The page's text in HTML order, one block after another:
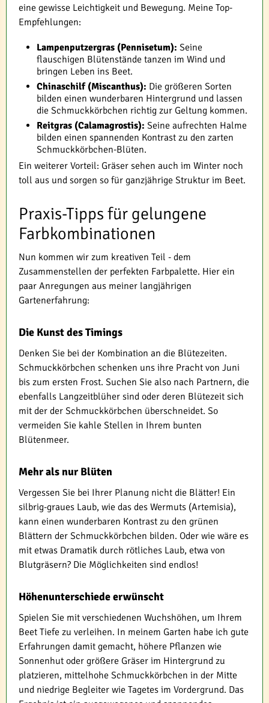
eine gewisse Leichtigkeit und Bewegung. Meine Top-
Empfehlungen:
Lampenputzergras (Pennisetum): Seine
flauschigen Blütenstände tanzen im Wind und
bringen Leben ins Beet.
Chinaschilf (Miscanthus): Die größeren Sorten
bilden einen wunderbaren Hintergrund und lassen
die Schmuckkörbchen richtig zur Geltung kommen.
Reitgras (Calamagrostis): Seine aufrechten Halme
bilden einen spannenden Kontrast zu den zarten
Schmuckkörbchen-Blüten.
Ein weiterer Vorteil: Gräser sehen auch im Winter noch
toll aus und sorgen so für ganzjährige Struktur im Beet.
Praxis-Tipps für gelungene
Farbkombinationen
Nun kommen wir zum kreativen Teil - dem
Zusammenstellen der perfekten Farbpalette. Hier ein
paar Anregungen aus meiner langjährigen
Gartenerfahrung:
Die Kunst des Timings
Denken Sie bei der Kombination an die Blütezeiten.
Schmuckkörbchen schenken uns ihre Pracht von Juni
bis zum ersten Frost. Suchen Sie also nach Partnern, die
ebenfalls Langzeitblüher sind oder deren Blütezeit sich
mit der der Schmuckkörbchen überschneidet. So
vermeiden Sie kahle Stellen in Ihrem bunten
Blütenmeer.
Mehr als nur Blüten
Vergessen Sie bei Ihrer Planung nicht die Blätter! Ein
silbrig-graues Laub, wie das des Wermuts (Artemisia),
kann einen wunderbaren Kontrast zu den grünen
Blättern der Schmuckkörbchen bilden. Oder wie wäre es
mit etwas Dramatik durch rötliches Laub, etwa von
Blutgräsern? Die Möglichkeiten sind endlos!
Höhenunterschiede erwünscht
Spielen Sie mit verschiedenen Wuchshöhen, um Ihrem
Beet Tiefe zu verleihen. In meinem Garten habe ich gute
Erfahrungen damit gemacht, höhere Pflanzen wie
Sonnenhut oder größere Gräser im Hintergrund zu
platzieren, mittelhohe Schmuckkörbchen in der Mitte
und niedrige Begleiter wie Tagetes im Vordergrund. Das